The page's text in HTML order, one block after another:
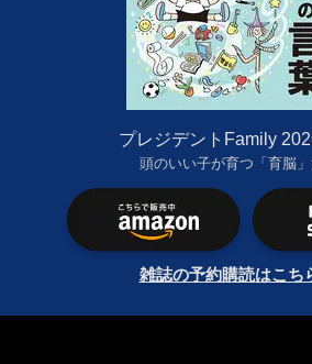
プレジデントFamily
頭のいい子が育つ「育脳
雑誌の予約購読はこち